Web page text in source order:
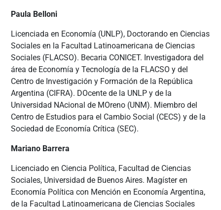
Paula Belloni
Licenciada en Economía (UNLP), Doctorando en Ciencias
Sociales en la Facultad Latinoamericana de Ciencias
Sociales (FLACSO). Becaria CONICET. Investigadora del
área de Economía y Tecnología de la FLACSO y del
Centro de Investigación y Formación de la República
Argentina (CIFRA). DOcente de la UNLP y de la
Universidad NAcional de MOreno (UNM). Miembro del
Centro de Estudios para el Cambio Social (CECS) y de la
Sociedad de Economía Crítica (SEC).
Mariano Barrera
Licenciado en Ciencia Política, Facultad de Ciencias
Sociales, Universidad de Buenos Aires. Magíster en
Economía Política con Mención en Economía Argentina,
de la Facultad Latinoamericana de Ciencias Sociales